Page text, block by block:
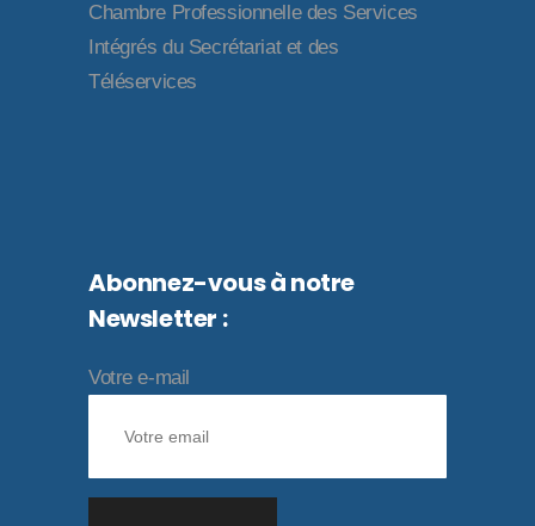
Chambre Professionnelle des Services
Intégrés du Secrétariat et des
Téléservices
Abonnez-vous à notre
Newsletter :
Votre e-mail